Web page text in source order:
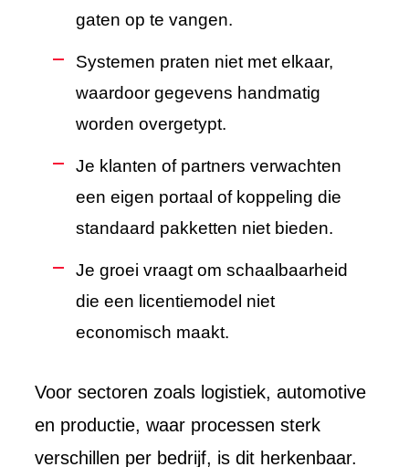
gaten op te vangen.
Systemen praten niet met elkaar,
waardoor gegevens handmatig
worden overgetypt.
Je klanten of partners verwachten
een eigen portaal of koppeling die
standaard pakketten niet bieden.
Je groei vraagt om schaalbaarheid
die een licentiemodel niet
economisch maakt.
Voor sectoren zoals logistiek, automotive
en productie, waar processen sterk
verschillen per bedrijf, is dit herkenbaar.